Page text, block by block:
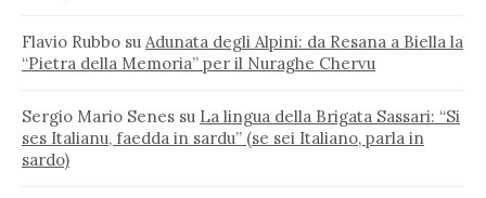
Flavio Rubbo su Adunata degli Alpini: da Resana a Biella la
“Pietra della Memoria” per il Nuraghe Chervu
Sergio Mario Senes su La lingua della Brigata Sassari: “Si
ses Italianu, faedda in sardu” (se sei Italiano, parla in
sardo)